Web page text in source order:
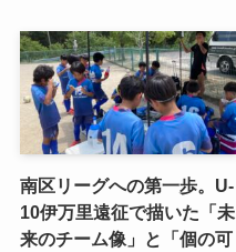
南区リーグへの第一歩。U-
10伊万里遠征で描いた「未
来のチーム像」と「個の可